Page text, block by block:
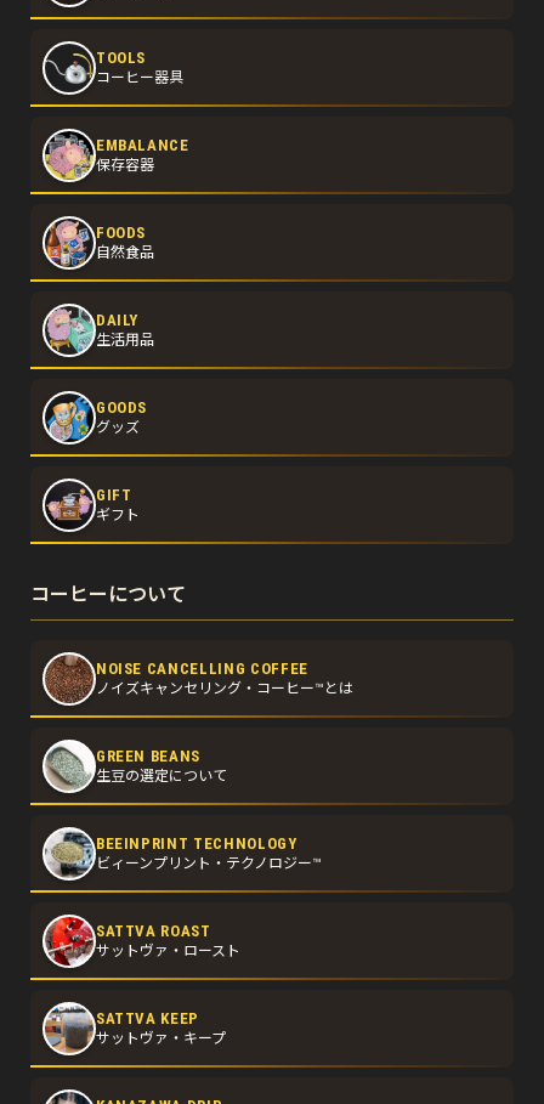
TOOLS
コーヒー器具
EMBALANCE
保存容器
FOODS
自然食品
DAILY
生活用品
GOODS
グッズ
GIFT
ギフト
コーヒーについて
NOISE CANCELLING COFFEE
ノイズキャンセリング・コーヒー™とは
GREEN BEANS
生豆の選定について
BEEINPRINT TECHNOLOGY
ビィーンプリント・テクノロジー™
SATTVA ROAST
サットヴァ・ロースト
SATTVA KEEP
サットヴァ・キープ